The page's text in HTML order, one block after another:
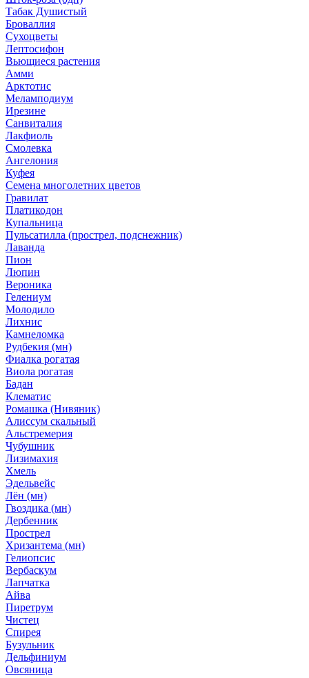
Табак Душистый
Броваллия
Сухоцветы
Лептосифон
Вьющиеся растения
Амми
Арктотис
Меламподиум
Ирезине
Санвиталия
Лакфиоль
Смолевка
Ангелония
Куфея
Семена многолетних цветов
Гравилат
Платикодон
Купальница
Пульсатилла (прострел, подснежник)
Лаванда
Пион
Люпин
Вероника
Гелениум
Молодило
Лихнис
Камнеломка
Рудбекия (мн)
Фиалка рогатая
Виола рогатая
Бадан
Клематис
Ромашка (Нивяник)
Алиссум скальный
Альстремерия
Чубушник
Лизимахия
Хмель
Эдельвейс
Лён (мн)
Гвоздика (мн)
Дербенник
Прострел
Хризантема (мн)
Гелиопсис
Вербаскум
Лапчатка
Айва
Пиретрум
Чистец
Спирея
Бузульник
Дельфиниум
Овсяница